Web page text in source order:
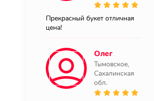
Прекрасный букет отличная
цена!
Олег
Тымовское,
Сахалинская
обл.